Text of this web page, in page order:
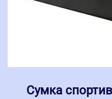
Сумка